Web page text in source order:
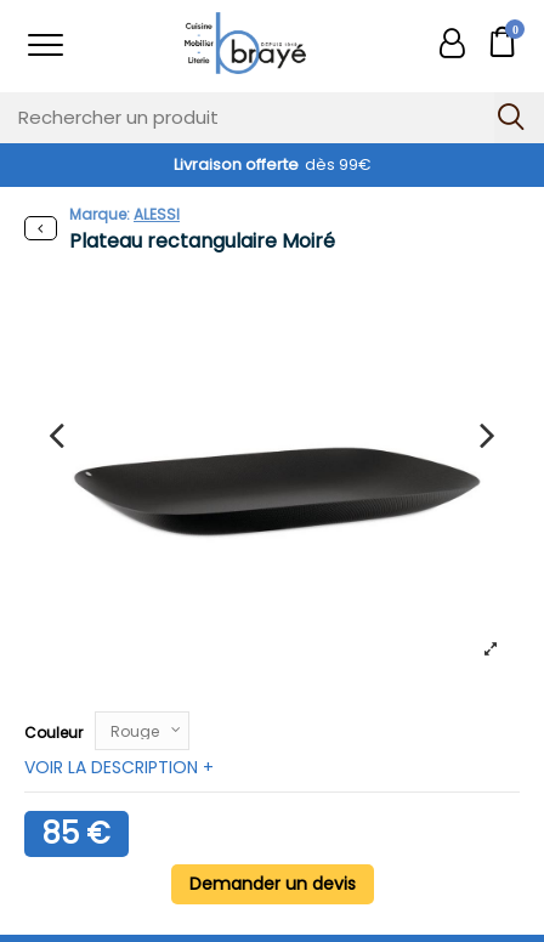
0
Livraison offerte dès 99€
Plateau rectangulaire Moiré
Marque:ALESSI
Couleur
VOIR LA DESCRIPTION +
85 €
Demander un devis